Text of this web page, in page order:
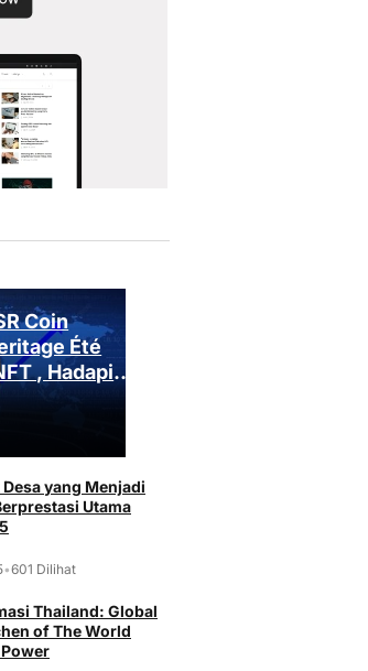
Coin
Été
, Hadapi
yang Menjadi
Utama
•601 Dilihat
Thailand: Global
of The World